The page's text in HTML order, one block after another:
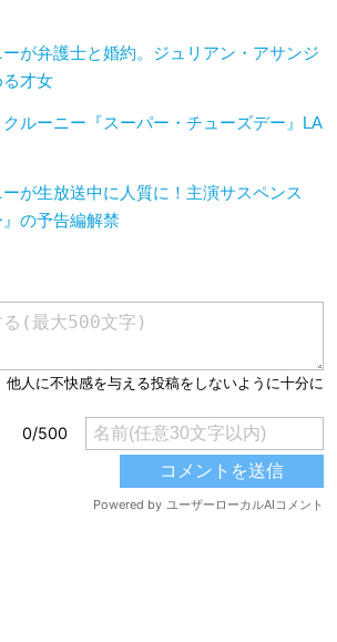
が弁護士と婚約。ジュリアン・アサンジ
才女
クルーニー『スーパー・チューズデー』LA
が生放送中に人質に！主演サスペンス
』の予告編解禁